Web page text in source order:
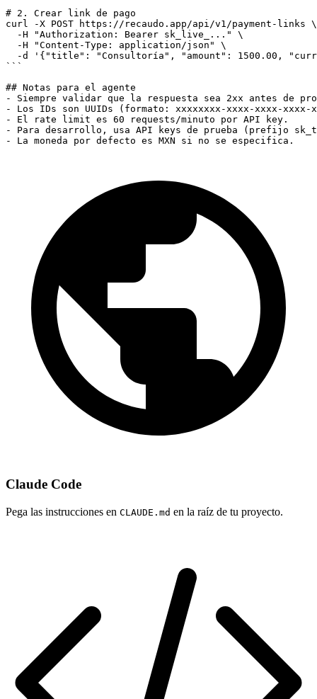
# 2. Crear link de pago
curl -X POST https://recaudo.app/api/v1/payment-links \
  -H "Authorization: Bearer sk_live_..." \
  -H "Content-Type: application/json" \
-d '{"title": "Consultoría", "amount": 1500.00,
```
## Notas para el agente
- Siempre validar que la respuesta sea 2xx antes de
- Los IDs son UUIDs (formato: xxxxxxxx-xxxx-xxxx-xxxx-
- El rate limit es 60 requests/minuto por API key.
- Para desarrollo, usa API keys de prueba (prefijo
- La moneda por defecto es MXN si no se especifica.
Claude Code
Pega las instrucciones en CLAUDE.md en la raíz de tu proyecto.